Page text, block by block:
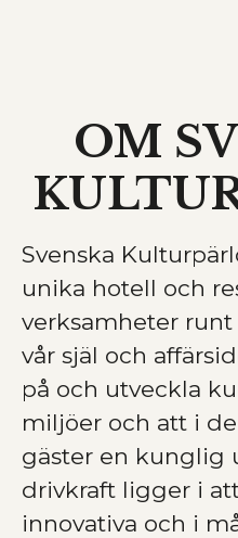
OM
Svenska
unika hotell och
verksamheter runt
vår själ och
på och utveckla
miljöer och att i
gäster en kunglig
drivkraft ligger i
innovativa och i